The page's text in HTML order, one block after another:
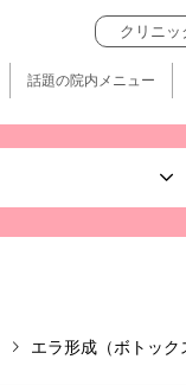
クリニッ
話題の院内メニュー
エラ形成（ボトック